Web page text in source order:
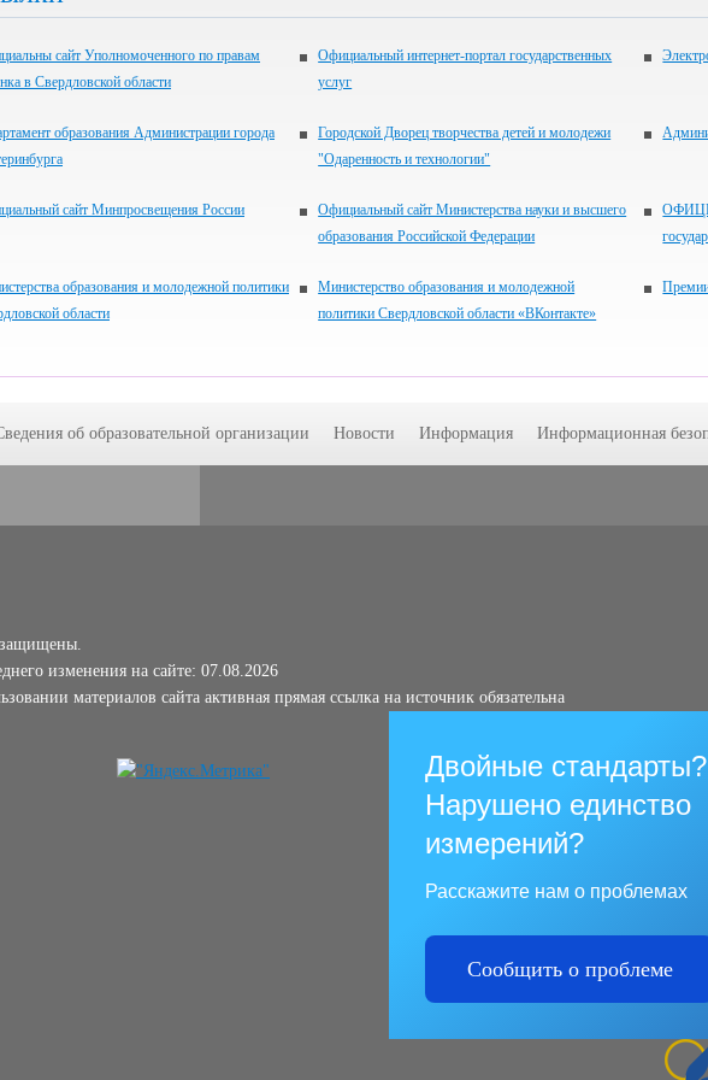
сайт Уполномоченного по правам
в Свердловской области
Официальный интернет-портал государственных
услуг
образования Администрации города
Городской Дворец творчества детей и молодежи
"Одаренность и технологии"
сайт Минпросвещения России
Официальный сайт Министерства науки и высшего
образования Российской Федерации
образования и молодежной политики
области
Министерство образования и молодежной
политики Свердловской области «ВКонтакте»
об образовательной организации Новости Информация Информационная
изменения на сайте: 07.08.2026
материалов сайта активная прямая ссылка на источник обязательна
Двойные стандарты?
Нарушено единство
измерений?
Расскажите нам о проблемах
Сообщить о проблеме